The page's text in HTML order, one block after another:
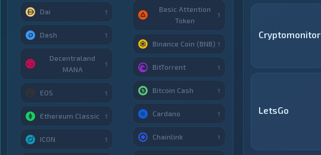
Cryptomonitor
LetsGo
Dai 1
Dash 1
Decentraland
MANA
1
EOS 1
Ethereum Classic 1
ICON 1
Basic Attention
Token
1
Binance Coin (BNB) 1
BitTorrent 1
Bitcoin Cash 1
Cardano 1
Chainlink 1